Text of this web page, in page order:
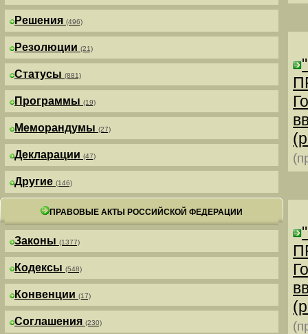
Решения (496)
Резолюции (21)
Статусы (881)
Программы (19)
Меморандумы (27)
Декларации (47)
Другие (146)
ПРАВОВЫЕ АКТЫ РОССИЙСКОЙ ФЕДЕРАЦИИ
Законы (1377)
Кодексы (548)
Конвенции (17)
Соглашения (230)